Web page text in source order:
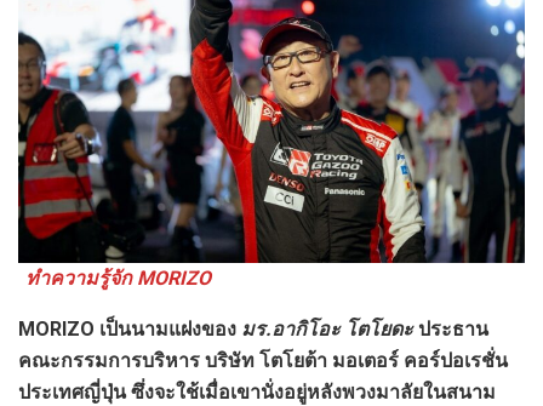
ทำความรู้จัก MORIZO
MORIZO เป็นนามแฝงของ มร.อากิโอะ โตโยดะ ประธาน
คณะกรรมการบริหาร บริษัท โตโยต้า มอเตอร์ คอร์ปอเรชั่น
ประเทศญี่ปุ่น ซึ่งจะใช้เมื่อเขานั่งอยู่หลังพวงมาลัยในสนาม